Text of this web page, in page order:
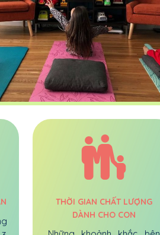
THỜI GIAN CHẤT LƯỢNG
DÀNH CHO CON